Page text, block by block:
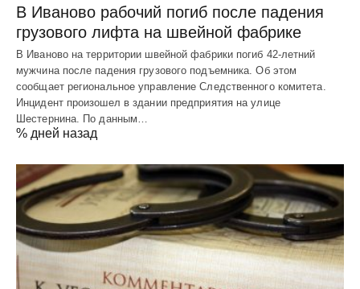
В Иваново рабочий погиб после падения
грузового лифта на швейной фабрике
В Иваново на территории швейной фабрики погиб 42-летний
мужчина после падения грузового подъемника. Об этом
сообщает региональное управление Следственного комитета.
Инцидент произошел в здании предприятия на улице
Шестернина. По данным…
% дней назад